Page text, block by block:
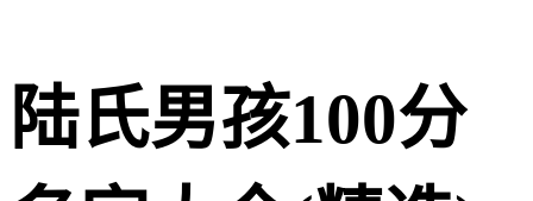
陆氏男孩100分